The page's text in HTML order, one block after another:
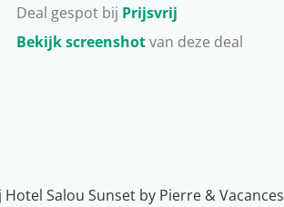
Deal gespot bij Prijsvrij
Bekijk screenshotvan deze deal
Salou Sunset by Pierre & Vacances